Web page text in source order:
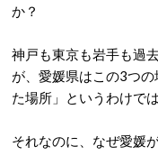
か？
神戸も東京も岩手も過
が、愛媛県はこの3つ
た場所」というわけで
それなのに、なぜ愛媛